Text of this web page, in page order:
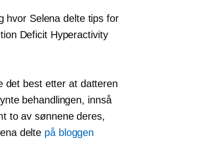
hvor Selena delte tips for
Deficit Hyperactivity
det best etter at datteren
behandlingen, innså
to av sønnene deres,
delte på bloggen